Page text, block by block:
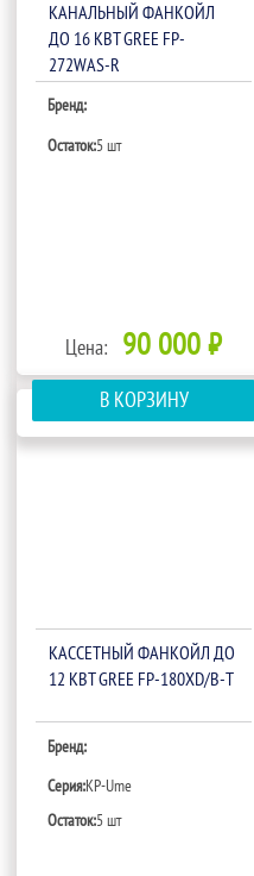
КАНАЛЬНЫЙ ФАНКОЙЛ
ДО 16 КВТ GREE FP-
272WAS-R
Бренд:
Остаток:5 шт
Цена: 90 000 ₽
В КОРЗИНУ
КАССЕТНЫЙ ФАНКОЙЛ ДО
12 КВТ GREE FP-180XD/B-T
Бренд:
Серия:KP-Ume
Остаток:5 шт